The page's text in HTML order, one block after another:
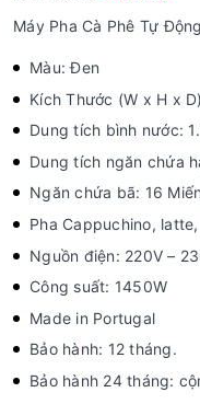
Máy Pha Cà Phê Tự
Màu: Đen
Kích Thước (W x H x
Dung tích bình nước:
Dung tích ngăn chứa
Ngăn chứa bã: 16
Pha Cappuchino,
Nguồn điện: 220V –
Công suất: 1450W
Made in Portugal
Bảo hành: 12 tháng.
Bảo hành 24 tháng: